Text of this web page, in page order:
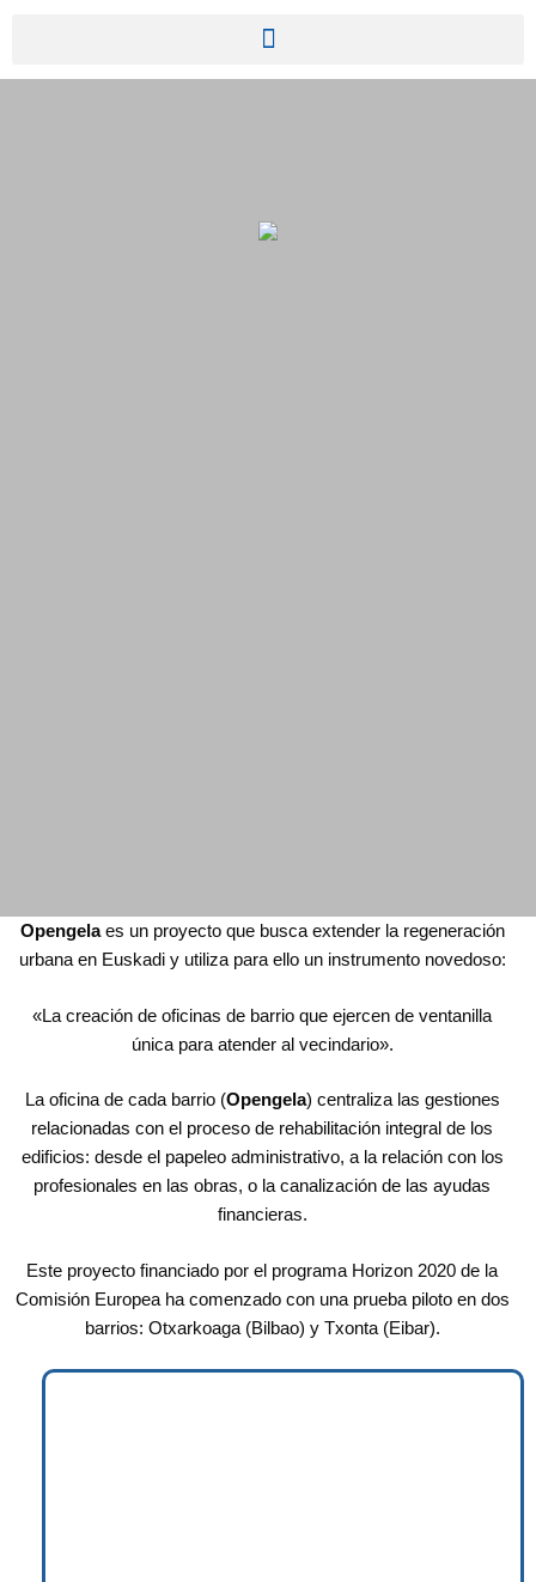
Opengelaes un proyecto que busca extender la regeneración
urbana en Euskadi y utiliza para ello un instrumento novedoso:
«La creación de oficinas de barrio que ejercen de ventanilla
única para atender al vecindario».
La oficina de cada barrio (Opengela) centraliza las gestiones
relacionadas con el proceso de rehabilitación integral de los
edificios: desde el papeleo administrativo, a la relación con los
profesionales en las obras, o la canalización de las ayudas
financieras.
Este proyecto financiado por el programa Horizon 2020 de la
Comisión Europea ha comenzado con una prueba piloto en dos
barrios: Otxarkoaga (Bilbao) y Txonta (Eibar).